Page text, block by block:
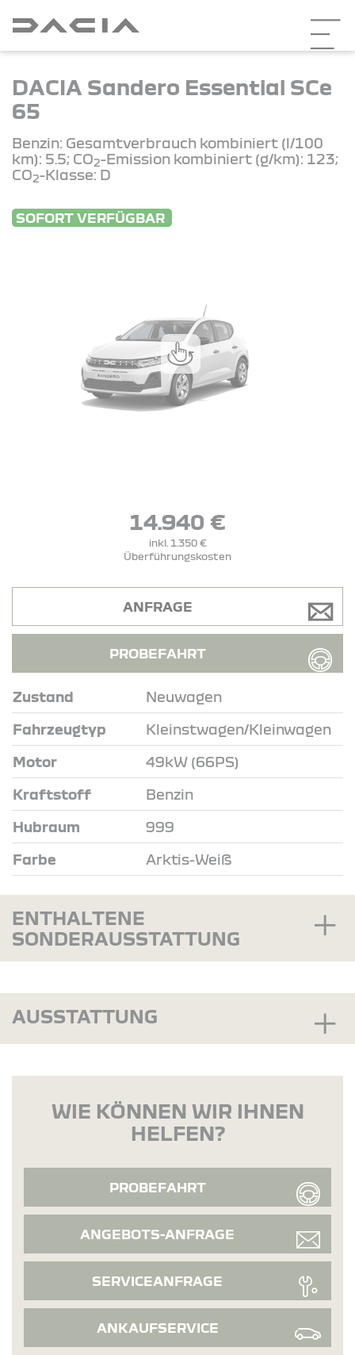
DACIA Sandero Essential SCe
65
Benzin: Gesamtverbrauch kombiniert (l/100
km): 5.5; CO2-Emission kombiniert (g/km): 123;
CO2-Klasse: D
SOFORT VERFÜGBAR
14.940 €
inkl. 1.350 €
Überführungskosten
Zustand Neuwagen
Fahrzeugtyp Kleinstwagen/Kleinwagen
Motor 49kW (66PS)
Kraftstoff Benzin
Hubraum 999
Farbe Arktis-Weiß
ANFRAGE
PROBEFAHRT
ENTHALTENE
SONDERAUSSTATTUNG
AUSSTATTUNG
WIE KÖNNEN WIR IHNEN
HELFEN?
PROBEFAHRT
ANGEBOTS-ANFRAGE
SERVICEANFRAGE
ANKAUFSERVICE